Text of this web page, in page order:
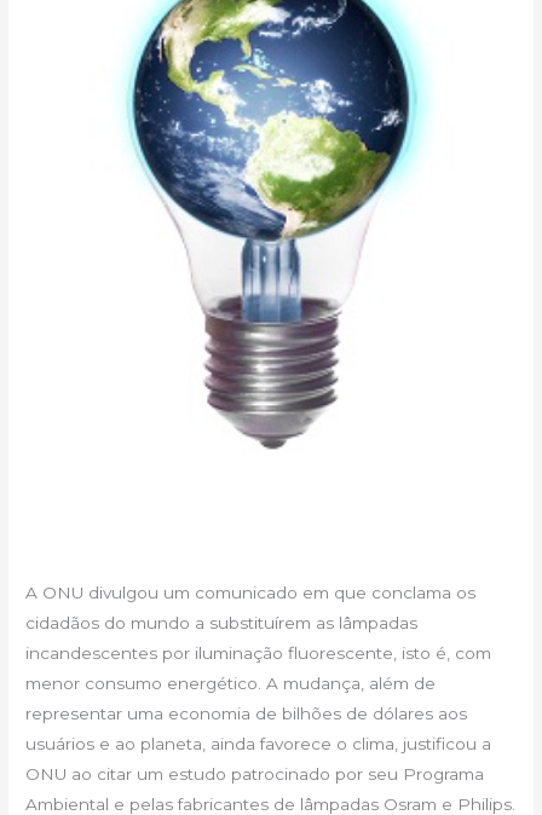
A ONU divulgou um comunicado em que conclama os
cidadãos do mundo a substituírem as lâmpadas
incandescentes por iluminação fluorescente, isto é, com
menor consumo energético. A mudança, além de
representar uma economia de bilhões de dólares aos
usuários e ao planeta, ainda favorece o clima, justificou a
ONU ao citar um estudo patrocinado por seu Programa
Ambiental e pelas fabricantes de lâmpadas Osram e Philips.